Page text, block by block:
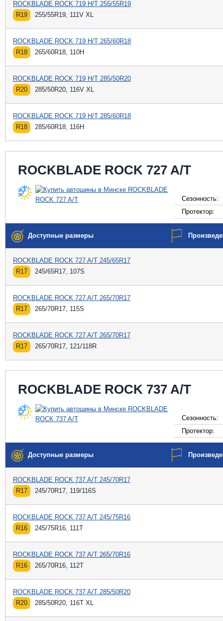
ROCKBLADE ROCK 719 H/T 255/55R19
R19
255/55R19, 111V XL
ROCKBLADE ROCK 719 H/T 265/60R18
R18
265/60R18, 110H
ROCKBLADE ROCK 719 H/T 285/50R20
R20
285/50R20, 116V XL
ROCKBLADE ROCK 719 H/T 285/60R18
R18
285/60R18, 116H
ROCKBLADE ROCK 727 A/T
Сезонность:
Протектор:
Доступные размеры
ROCKBLADE ROCK 727 A/T 245/65R17
R17
245/65R17, 107S
ROCKBLADE ROCK 727 A/T 265/70R17
R17
265/70R17, 115S
ROCKBLADE ROCK 727 A/T 265/70R17
R17
265/70R17, 121/118R
ROCKBLADE ROCK 737 A/T
Сезонность:
Протектор:
Доступные размеры
ROCKBLADE ROCK 737 A/T 245/70R17
R17
245/70R17, 119/116S
ROCKBLADE ROCK 737 A/T 245/75R16
R16
245/75R16, 111T
ROCKBLADE ROCK 737 A/T 265/70R16
R16
265/70R16, 112T
ROCKBLADE ROCK 737 A/T 285/50R20
R20
285/50R20, 116T XL